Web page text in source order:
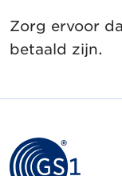
Zorg ervoor
betaald zijn.